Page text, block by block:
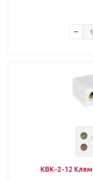
КВК-2-12